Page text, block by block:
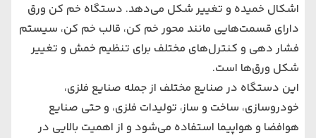
اشکال خمیده و تغییر شکل می‌دهد. دستگاه خم‌ کن ورق
دارای قسمت‌هایی مانند محور خم‌ کن، قالب خم‌ کن، سیستم
فشار دهی و کنترل‌های مختلف برای تنظیم خمش و تغییر
شکل ورق‌ها است.
این دستگاه در صنایع مختلف از جمله صنایع فلزی،
خودروسازی، ساخت و ساز، تولیدات فلزی، و حتی صنایع
هوافضا و هواپیما استفاده می‌شود و از اهمیت بالایی در